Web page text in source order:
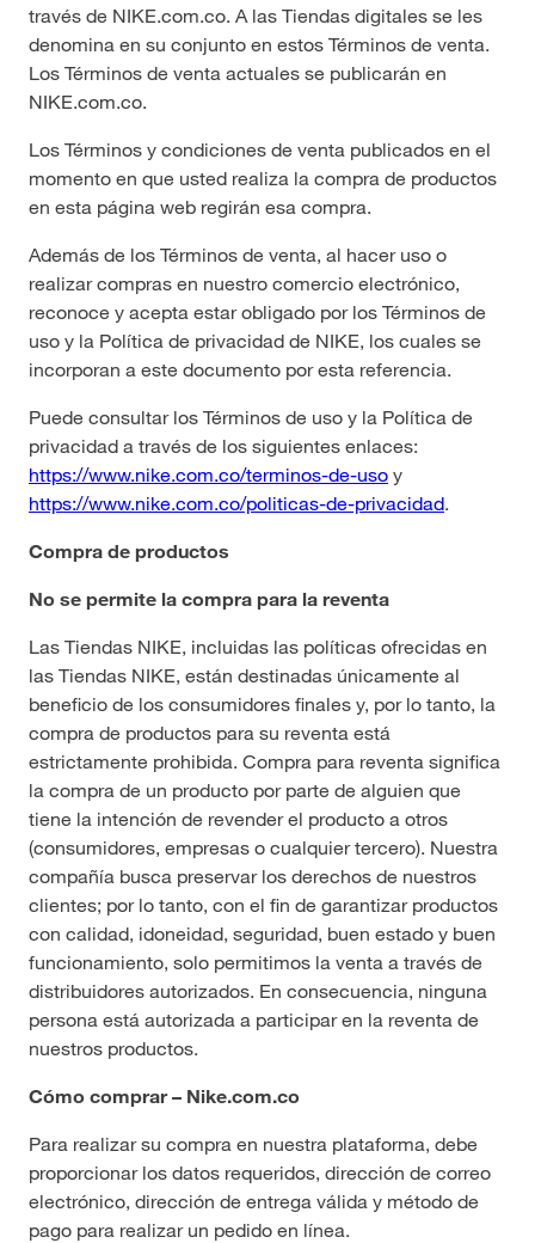
través de NIKE.com.co. A las Tiendas digitales se les
denomina en su conjunto en estos Términos de venta.
Los Términos de venta actuales se publicarán en
NIKE.com.co.
Los Términos y condiciones de venta publicados en el
momento en que usted realiza la compra de productos
en esta página web regirán esa compra.
Además de los Términos de venta, al hacer uso o
realizar compras en nuestro comercio electrónico,
reconoce y acepta estar obligado por los Términos de
uso y la Política de privacidad de NIKE, los cuales se
incorporan a este documento por esta referencia.
Puede consultar los Términos de uso y la Política de
privacidad a través de los siguientes enlaces:
https://www.nike.com.co/terminos-de-uso y
https://www.nike.com.co/politicas-de-privacidad.
Compra de productos
No se permite la compra para la reventa
Las Tiendas NIKE, incluidas las políticas ofrecidas en
las Tiendas NIKE, están destinadas únicamente al
beneficio de los consumidores finales y, por lo tanto, la
compra de productos para su reventa está
estrictamente prohibida. Compra para reventa significa
la compra de un producto por parte de alguien que
tiene la intención de revender el producto a otros
(consumidores, empresas o cualquier tercero). Nuestra
compañía busca preservar los derechos de nuestros
clientes; por lo tanto, con el fin de garantizar productos
con calidad, idoneidad, seguridad, buen estado y buen
funcionamiento, solo permitimos la venta a través de
distribuidores autorizados. En consecuencia, ninguna
persona está autorizada a participar en la reventa de
nuestros productos.
Cómo comprar – Nike.com.co
Para realizar su compra en nuestra plataforma, debe
proporcionar los datos requeridos, dirección de correo
electrónico, dirección de entrega válida y método de
pago para realizar un pedido en línea.